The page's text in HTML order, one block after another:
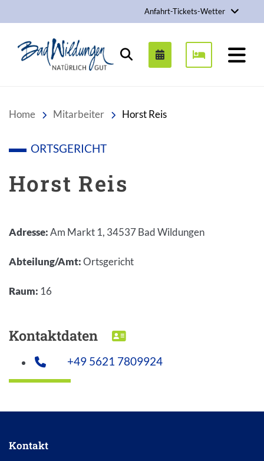
Anfahrt-Tickets-Wetter
Stadt Bad Wildungen
Suchen
Home Mitarbeiter Horst Reis
Kontaktdaten DOWNLOAD VCARD
+49 5621 7809924
Horst Reis
ORTSGERICHT
Adresse:Am Markt 1, 34537 Bad Wildungen
Abteilung/Amt:Ortsgericht
Raum: 16
Kontakt